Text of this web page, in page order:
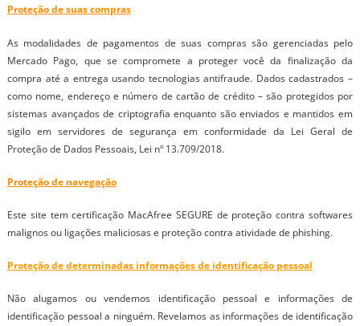
Proteção de suas compras
As modalidades de pagamentos de suas compras são gerenciadas pelo
Mercado Pago, que se compromete a proteger você da finalização da
compra até a entrega usando tecnologias antifraude. Dados cadastrados –
como nome, endereço e número de cartão de crédito – são protegidos por
sistemas avançados de criptografia enquanto são enviados e mantidos em
sigilo em servidores de segurança em conformidade da Lei Geral de
Proteção de Dados Pessoais, Lei nº 13.709/2018.
Proteção de navegação
Este site tem certificação MacAfree SEGURE de proteção contra softwares
malignos ou ligações maliciosas e proteção contra atividade de phishing.
Proteção de determinadas informações de identificação pessoal
Não alugamos ou vendemos identificação pessoal e informações de
identificação pessoal a ninguém. Revelamos as informações de identificação